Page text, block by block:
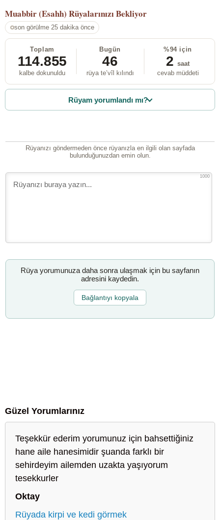
Muabbir (Esahh) Rüyalarınızı Bekliyor
son görülme 25 dakika önce
Toplam
114.855
kalbe dokunuldu
Bugün
46
rüya te’vîl kılındı
%94 için
2 saat
cevab müddeti
Rüyam yorumlandı mı?
Rüyanızı göndermeden önce rüyanızla en ilgili olan sayfada
bulunduğunuzdan emin olun.
1000
Rüya yorumunuza daha sonra ulaşmak için bu sayfanın
adresini kaydedin.
Bağlantıyı kopyala
Güzel Yorumlarınız
Teşekkür ederim yorumunuz için bahsettiğiniz
hane aile hanesimidir şuanda farklı bir
sehirdeyim ailemden uzakta yaşıyorum
tesekkurler
Oktay
Rüyada kirpi ve kedi görmek